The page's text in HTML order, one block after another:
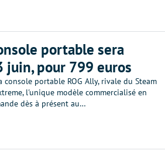
portable sera
juin, pour 799 euros
portable ROG Ally, rivale du Steam
l'unique modèle commercialisé en
dès à présent au…